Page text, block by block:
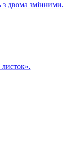
з двома змінними.
листок».